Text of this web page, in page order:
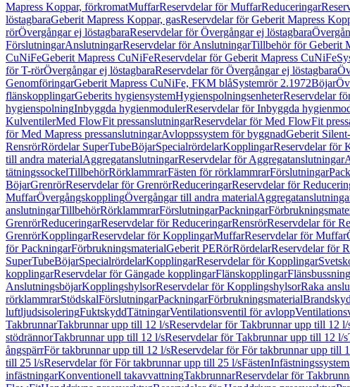
Mapress Koppar, förkromatMuffarReservdelar för MuffarReduceringar
löstagbaraGeberit Mapress Koppar, gasReservdelar för Geberit Mapress
rörÖvergångar ej löstagbaraReservdelar för Övergångar ej löstagbara
FörslutningarAnslutningarReservdelar för AnslutningarTillbehör för Geberit
CuNiFeGeberit Mapress CuNiFeReservdelar för Geberit Mapress CuNiFe
för T-rörÖvergångar ej löstagbaraReservdelar för Övergångar ej löstagbara
GenomföringarGeberit Mapress CuNiFe, FKM blåSystemrör 2.1972Böjar
flänskopplingarGeberits hygiensystemHygienspolningsenheterReservdelar
hygienspolningInbyggda hygienmodulerReservdelar för Inbyggda
KulventilerMed FlowFit pressanslutningarReservdelar för Med FlowFit
för Med Mapress pressanslutningarAvloppssystem för byggnadGeberit
RensrörRördelar SuperTubeBöjarSpecialrördelarKopplingarReservdelar för
till andra materialAggregatanslutningarReservdelar för Aggregatanslutningar
tätningssockelTillbehörRörklammrarFästen för rörklammrarFörslutningar
BöjarGrenrörReservdelar för GrenrörReduceringarReservdelar för
MuffarÖvergångskopplingÖvergångar till andra material
anslutningarTillbehörRörklammrarFörslutningarPackningar
GrenrörReduceringarReservdelar för ReduceringarRensrörReservdelar för
GrenrörKopplingarReservdelar för KopplingarMuffarReservdelar för Muffar
för PackningarFörbrukningsmaterialGeberit PERörRördelarReservdelar för
SuperTubeBöjarSpecialrördelarKopplingarReservdelar för Kopplingar
kopplingarReservdelar för Gängade kopplingarFlänskopplingar
AnslutningsböjarKopplingshylsorReservdelar för KopplingshylsorRaka
rörklammrarStödskalFörslutningarPackningarFörbrukningsmaterial
luftljudsisoleringFuktskyddTätningarVentilationsventil för avlopp
TakbrunnarTakbrunnar upp till 12 l/sReservdelar för Takbrunnar upp till 12 l/
stödrännorTakbrunnar upp till 12 l/sReservdelar för Takbrunnar upp till 12 l/s
ångspärrFör takbrunnar upp till 12 l/sReservdelar för För takbrunnar upp till
till 25 l/sReservdelar för För takbrunnar upp till 25 l/sFästen
infästningarKonventionell takavvattningTakbrunnarReservdelar för